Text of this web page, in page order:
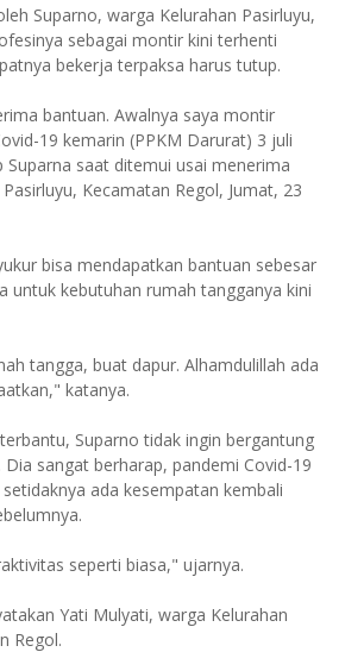
Suparno, warga Kelurahan Pasirluyu,
sebagai montir kini terhenti
bekerja terpaksa harus tutup.
bantuan. Awalnya saya montir
19 kemarin (PPKM Darurat) 3 juli
saat ditemui usai menerima
Kecamatan Regol, Jumat, 23
bisa mendapatkan bantuan sebesar
untuk kebutuhan rumah tangganya kini
tangga, buat dapur. Alhamdulillah ada
katanya.
Suparno tidak ingin bergantung
sangat berharap, pandemi Covid-19
ada kesempatan kembali
seperti biasa," ujarnya.
Yati Mulyati, warga Kelurahan
Regol.